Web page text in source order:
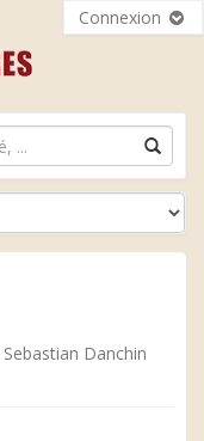
Connexion
Sebastian Danchin